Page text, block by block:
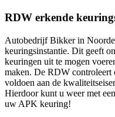
RDW erkende
Autobedrijf Bikker in
keuringsinstantie. Dit geeft
keuringen uit te mogen
maken. De RDW
voldoen aan de
Hierdoor kunt u weer met
uw APK keuring!